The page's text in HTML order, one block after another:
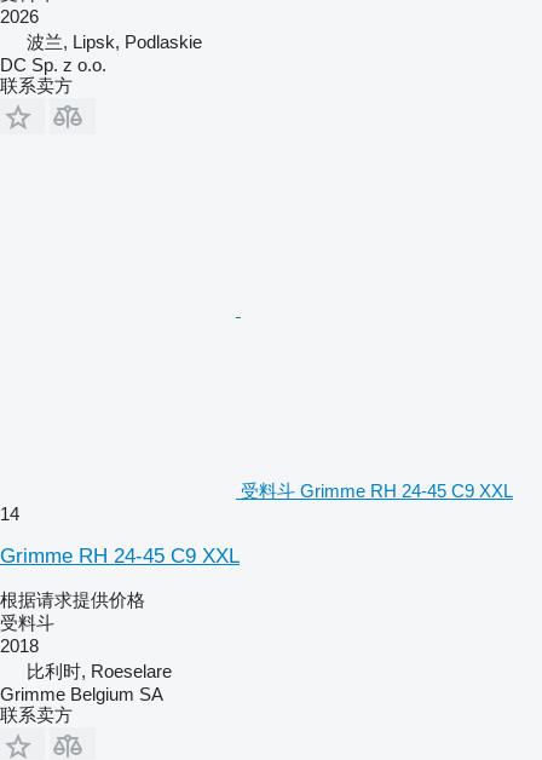
2026
波兰, Lipsk, Podlaskie
DC Sp. z o.o.
联系卖方
受料斗 Grimme RH 24-45 C9 XXL
14
Grimme RH 24-45 C9 XXL
根据请求提供价格
受料斗
2018
比利时, Roeselare
Grimme Belgium SA
联系卖方